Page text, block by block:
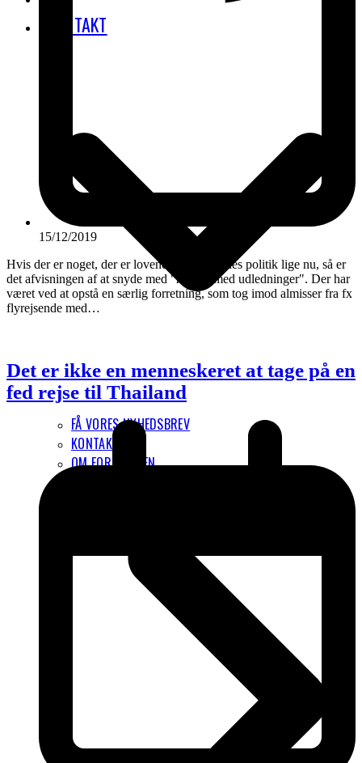
KONTAKT
FÅ VORES NYHEDSBREV
KONTAKT
OM FORENINGEN
15/12/2019
Hvis der er noget, der er lovende i lovgivernes politik lige nu, så er
det afvisningen af at snyde med "handel med udledninger". Der har
været ved at opstå en særlig forretning, som tog imod almisser fra fx
flyrejsende med…
Det er ikke en menneskeret at tage på en
fed rejse til Thailand